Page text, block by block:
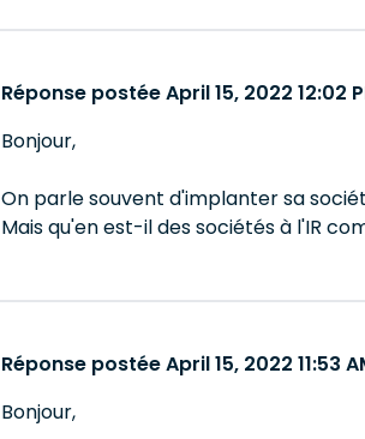
Réponse postée April 15, 2022 12:02
Bonjour,
On parle souvent d'implanter sa
Mais qu'en est-il des sociétés à l'IR
Réponse postée April 15, 2022 11:53
Bonjour,